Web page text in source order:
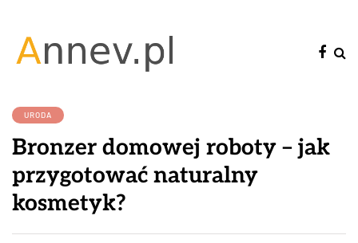
URODA
Bronzer domowej roboty – jak
przygotować naturalny
kosmetyk?